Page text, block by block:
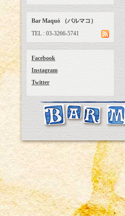
Bar Maquó （バルマコ）
TEL : 03-3266-5741
Facebook
Instagram
Twitter